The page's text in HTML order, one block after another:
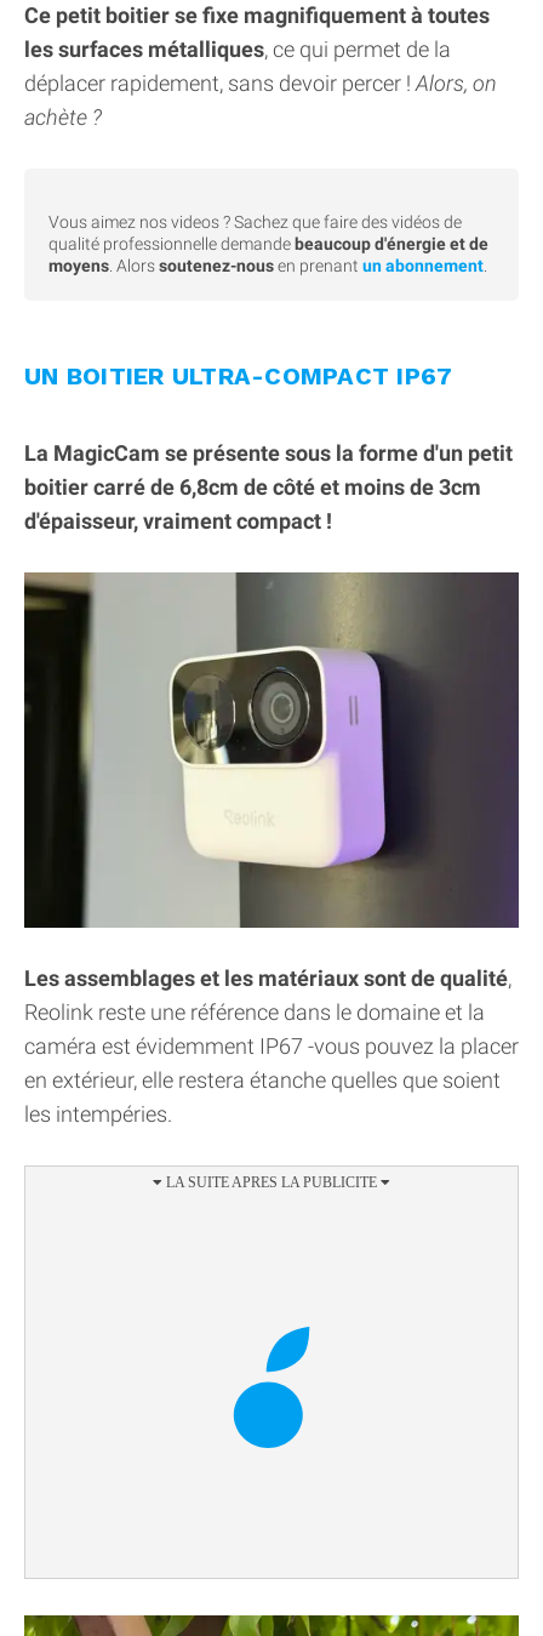
Ce petit boitier se fixe magnifiquement à toutes
les surfaces métalliques, ce qui permet de la
déplacer rapidement, sans devoir percer ! Alors, on
achète ?
Vous aimez nos videos ? Sachez que faire des vidéos de
qualité professionnelle demande beaucoup d'énergie et de
moyens . Alorssoutenez-nousen prenant un abonnement
UN BOITIER ULTRA-COMPACT IP67
La MagicCam se présente sous la forme d'un petit
boitier carré de 6,8cm de côté et moins de 3cm
d'épaisseur, vraiment compact !
Les assemblages et les matériaux sont de qualité,
Reolink reste une référence dans le domaine et la
caméra est évidemment IP67 -vous pouvez la placer
en extérieur, elle restera étanche quelles que soient
les intempéries.